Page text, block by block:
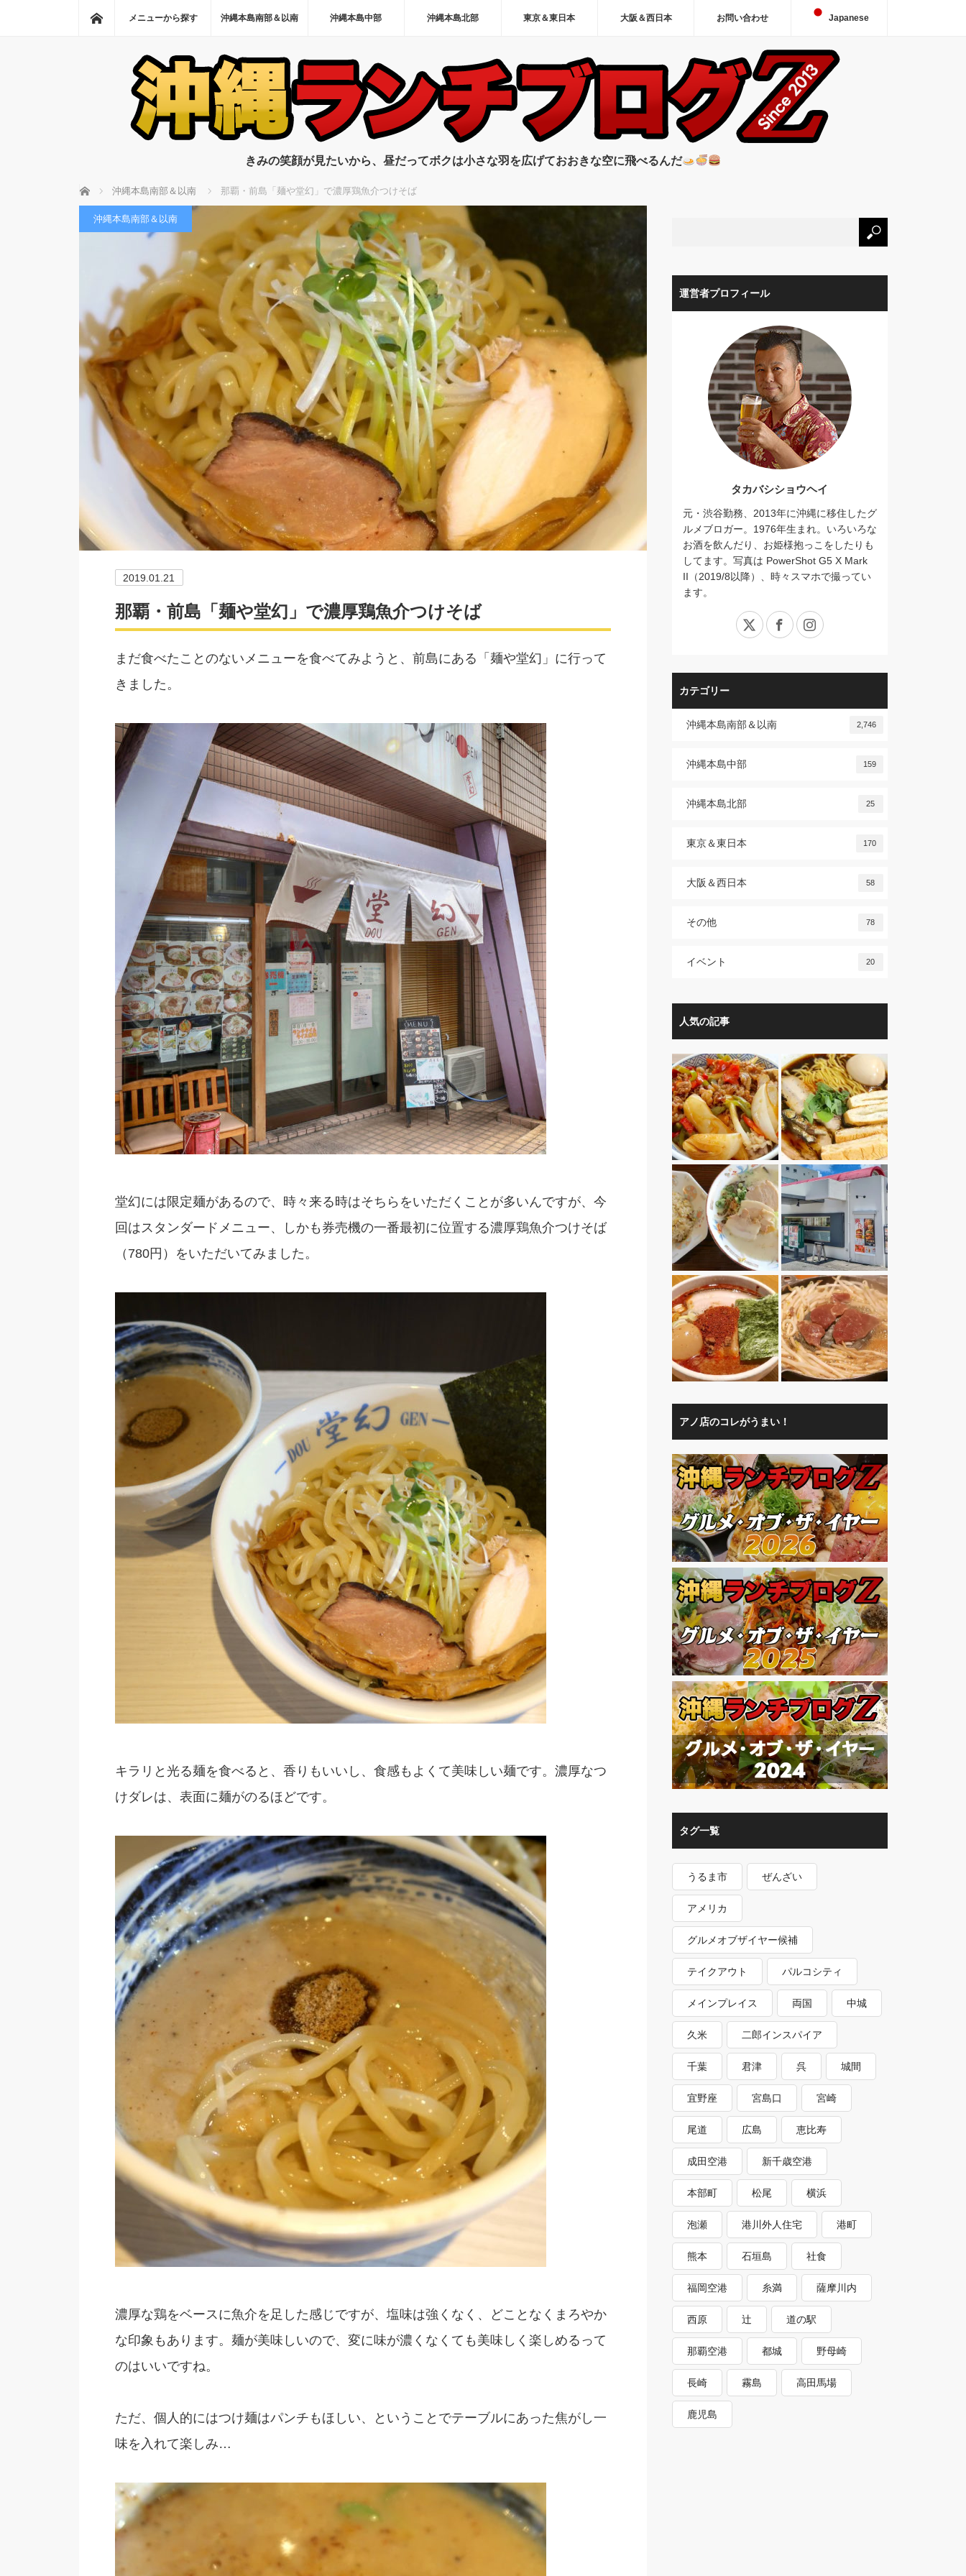
ホーム
メニューから探す 沖縄本島南部＆以南 沖縄本島中部 沖縄本島北部 東京＆東日本 大阪＆西日本 お問い合わせ Japanese
きみの笑顔が見たいから、昼だってボクは小さな羽を広げておおきな空に飛べるんだ
ホーム 沖縄本島南部＆以南 那覇・前島「麺や堂幻」で濃厚鶏魚介つけそば
沖縄本島南部＆以南
2019.01.21
那覇・前島「麺や堂幻」で濃厚鶏魚介つけそば
まだ食べたことのないメニューを食べてみようと、前島にある「麺や堂幻」に行って
きました。
堂幻には限定麺があるので、時々来る時はそちらをいただくことが多いんですが、今
回はスタンダードメニュー、しかも券売機の一番最初に位置する濃厚鶏魚介つけそば
（780円）をいただいてみました。
キラリと光る麺を食べると、香りもいいし、食感もよくて美味しい麺です。濃厚なつ
けダレは、表面に麺がのるほどです。
濃厚な鶏をベースに魚介を足した感じですが、塩味は強くなく、どことなくまろやか
な印象もあります。麺が美味しいので、変に味が濃くなくても美味しく楽しめるって
のはいいですね。
ただ、個人的にはつけ麺はパンチもほしい、ということでテーブルにあった焦がし一
味を入れて楽しみ…
運営者プロフィール
タカバシショウヘイ
元・渋谷勤務、2013年に沖縄に移住したグ
ルメブロガー。1976年生まれ。いろいろな
お酒を飲んだり、お姫様抱っこをしたりも
してます。写真は PowerShot G5 X Mark
II（2019/8以降）、時々スマホで撮ってい
ます。
X FacebookInstagram
カテゴリー
沖縄本島南部＆以南 2,746
沖縄本島中部 159
沖縄本島北部 25
東京＆東日本 170
大阪＆西日本 58
その他 78
イベント 20
人気の記事
アノ店のコレがうまい！
タグ一覧
うるま市 ぜんざい
アメリカ
グルメオブザイヤー候補
テイクアウト パルコシティ
メインプレイス 両国 中城
久米 二郎インスパイア
千葉 君津 呉 城間
宜野座 宮島口 宮崎
尾道 広島 恵比寿
成田空港 新千歳空港
本部町 松尾 横浜
泡瀬 港川外人住宅 港町
熊本 石垣島 社食
福岡空港 糸満 薩摩川内
西原 辻 道の駅
那覇空港 都城 野母崎
長崎 霧島 高田馬場
鹿児島